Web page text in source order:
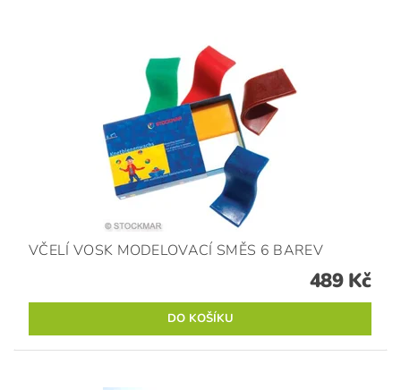
VČELÍ VOSK MODELOVACÍ SMĚS 6 BAREV
489 Kč